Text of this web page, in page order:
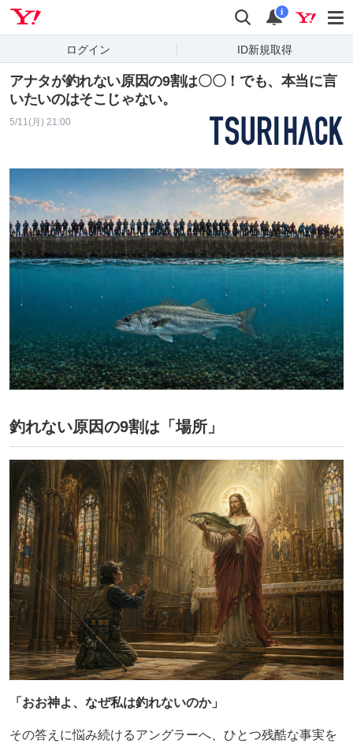
検索 通知
i
ログイン ID新規取得
アナタが釣れない原因の9割は〇〇！でも、本当に言
いたいのはそこじゃない。
5/11(月) 21:00
釣れない原因の9割は「場所」
「おお神よ、なぜ私は釣れないのか」
その答えに悩み続けるアングラーへ、ひとつ残酷な事実を